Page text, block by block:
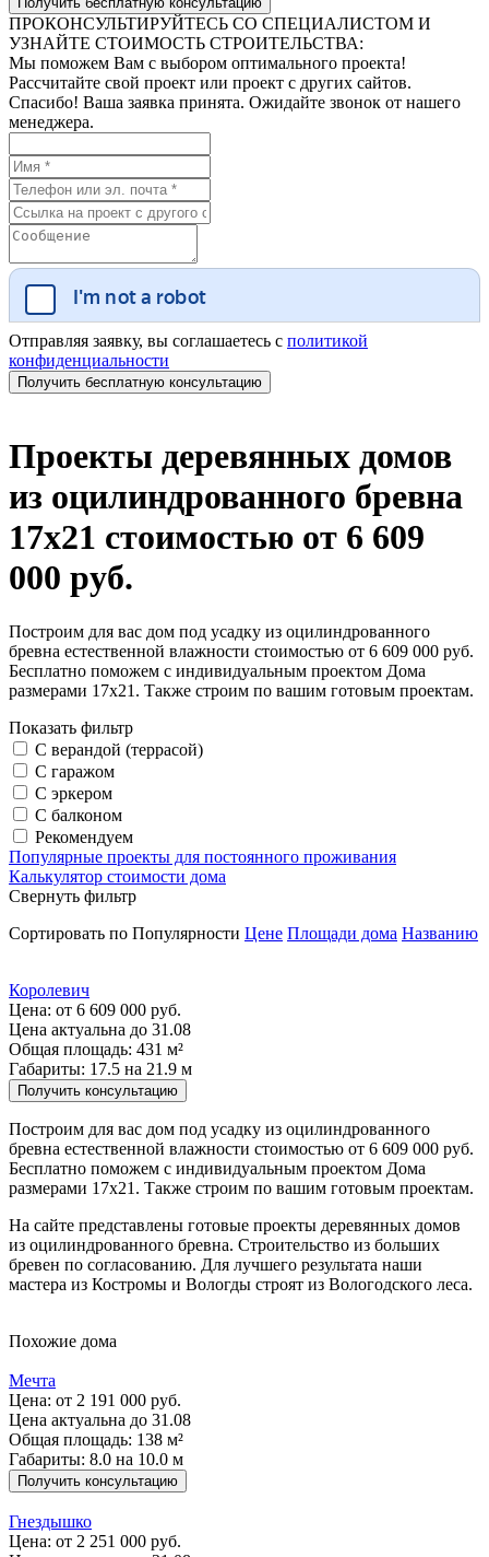
ПРОКОНСУЛЬТИРУЙТЕСЬ СО СПЕЦИАЛИСТОМ И
УЗНАЙТЕ СТОИМОСТЬ СТРОИТЕЛЬСТВА:
Мы поможем Вам с выбором оптимального проекта!
Рассчитайте свой проект или проект с других сайтов.
Спасибо! Ваша заявка принята. Ожидайте звонок от нашего
менеджера.
Отправляя заявку, вы соглашаетесь с политикой
конфиденциальности
Проекты деревянных домов
из оцилиндрованного бревна
17х21 стоимостью от 6 609
000 руб.
Построим для вас дом под усадку из оцилиндрованного
бревна естественной влажности стоимостью от 6 609 000 руб.
Бесплатно поможем с индивидуальным проектом Дома
размерами 17х21. Также строим по вашим готовым проектам.
Показать фильтр
С верандой (террасой)
С гаражом
С эркером
С балконом
Рекомендуем
Популярные проекты для постоянного проживания
Калькулятор стоимости дома
Свернуть фильтр
Сортировать по Популярности Цене Площади дома Названию
Королевич
Цена: от 6 609 000 руб.
Цена актуальна до 31.08
Общая площадь: 431 м²
Габариты: 17.5 на 21.9 м
Получить консультацию
Построим для вас дом под усадку из оцилиндрованного
бревна естественной влажности стоимостью от 6 609 000 руб.
Бесплатно поможем с индивидуальным проектом Дома
размерами 17х21. Также строим по вашим готовым проектам.
На сайте представлены готовые проекты деревянных домов
из оцилиндрованного бревна. Строительство из больших
бревен по согласованию. Для лучшего результата наши
мастера из Костромы и Вологды строят из Вологодского леса.
Похожие дома
Мечта
Цена: от 2 191 000 руб.
Цена актуальна до 31.08
Общая площадь: 138 м²
Габариты: 8.0 на 10.0 м
Получить консультацию
Гнездышко
Цена: от 2 251 000 руб.